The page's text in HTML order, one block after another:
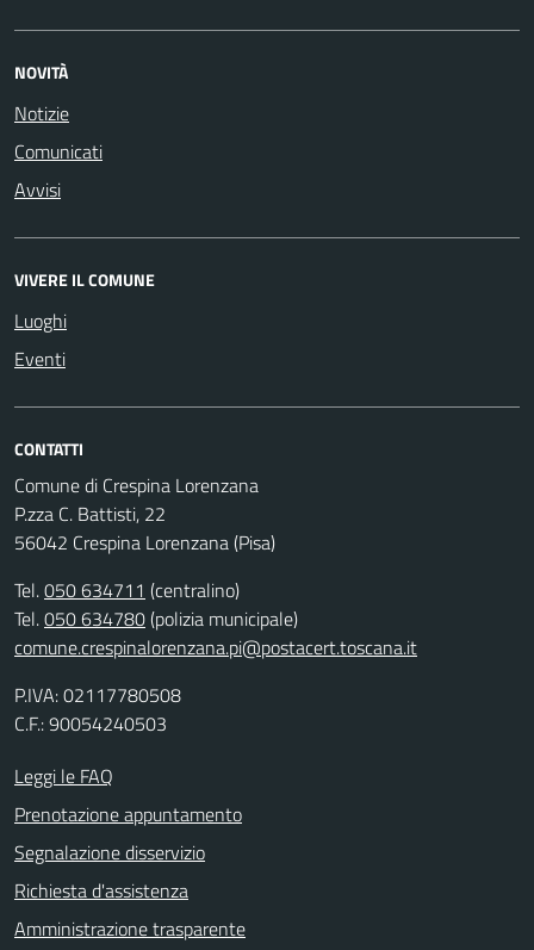
NOVITÀ
Notizie
Comunicati
Avvisi
VIVERE IL COMUNE
Luoghi
Eventi
CONTATTI
Comune di Crespina Lorenzana
P.zza C. Battisti, 22
56042 Crespina Lorenzana (Pisa)
Tel.050 634711 (centralino)
Tel.050 634780(polizia municipale)
comune.crespinalorenzana.pi@postacert.toscana.it
P.IVA: 02117780508
C.F.: 90054240503
Leggi le FAQ
Prenotazione appuntamento
Segnalazione disservizio
Richiesta d'assistenza
Amministrazione trasparente